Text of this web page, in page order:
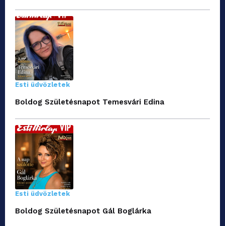
Esti üdvözletek
Boldog Születésnapot Temesvári Edina
Esti üdvözletek
Boldog Születésnapot Gál Boglárka